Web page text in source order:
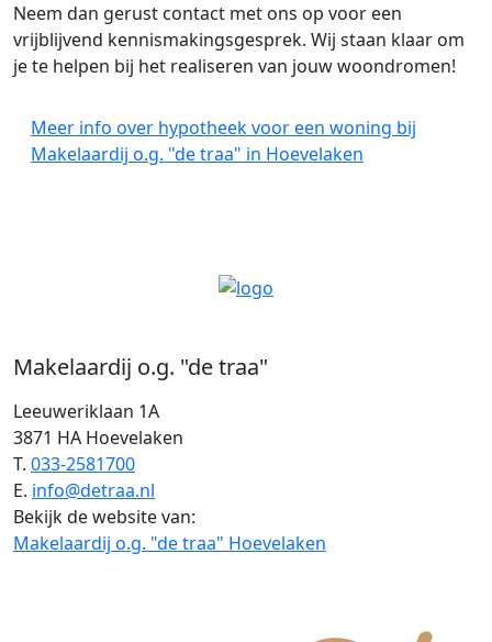
Makelaardij o.g. "de traa"
Leeuweriklaan 1A
3871 HA Hoevelaken
T. 033-2581700
E. info@detraa.nl
Bekijk de website van:
Makelaardij o.g. "de traa" Hoevelaken
Neem dan gerust contact met ons op voor een
vrijblijvend kennismakingsgesprek. Wij staan klaar om
je te helpen bij het realiseren van jouw woondromen!
Meer info over hypotheek voor een woning bij
Makelaardij o.g. "de traa" in Hoevelaken